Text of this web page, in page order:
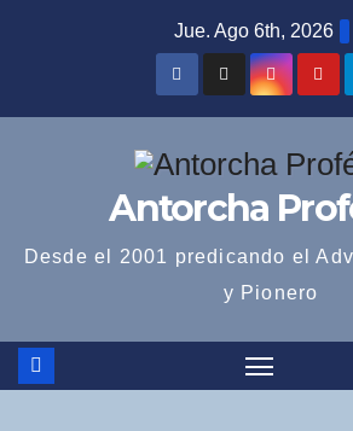
Jue. Ago 6th, 2026
Antorcha
Desde el 2001 predicando el
y Pionero